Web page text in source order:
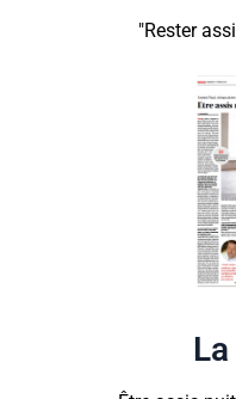
"Rester